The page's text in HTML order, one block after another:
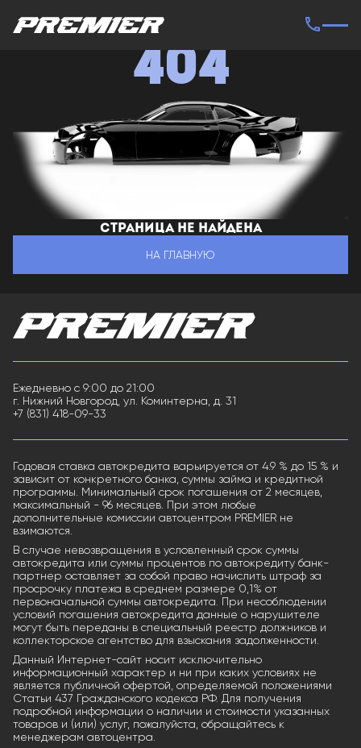
404
Страница не найдена
НА ГЛАВНУЮ
Ежедневно с 9:00 до 21:00
г. Нижний Новгород, ул. Коминтерна, д. 31
+7 (831) 418-09-33
Годовая ставка автокредита варьируется от 4.9 % до 15 % и
зависит от конкретного банка, суммы займа и кредитной
программы. Минимальный срок погашения от 2 месяцев,
максимальный - 96 месяцев. При этом любые
дополнительные комиссии автоцентром PREMIER не
взимаются.
В случае невозвращения в условленный срок суммы
автокредита или суммы процентов по автокредиту банк-
партнер оставляет за собой право начислить штраф за
просрочку платежа в среднем размере 0,1% от
первоначальной суммы автокредита. При несоблюдении
условий погашения автокредита данные о нарушителе
могут быть переданы в специальный реестр должников и
коллекторское агентство для взыскания задолженности.
Данный Интернет-сайт носит исключительно
информационный характер и ни при каких условиях не
является публичной офертой, определяемой положениями
Статьи 437 Гражданского кодекса РФ. Для получения
подробной информации о наличии и стоимости указанных
товаров и (или) услуг, пожалуйста, обращайтесь к
менеджерам автоцентра.